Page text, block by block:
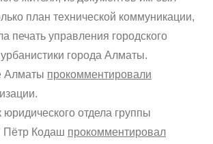
план технической коммуникации,
печать управления городского
города Алматы.
Алматы прокомментировали
отдела группы
Кодаш прокомментировал